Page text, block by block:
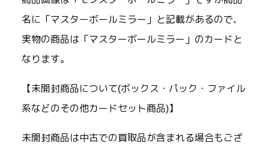
名に「マスターボールミラー」と記載があるので、
実物の商品は「マスターボールミラー」のカードと
なります。
【未開封商品について(ボックス・パック・ファイル
系などのその他カードセット商品)】
未開封商品は中古での買取品が含まれる場合もござ